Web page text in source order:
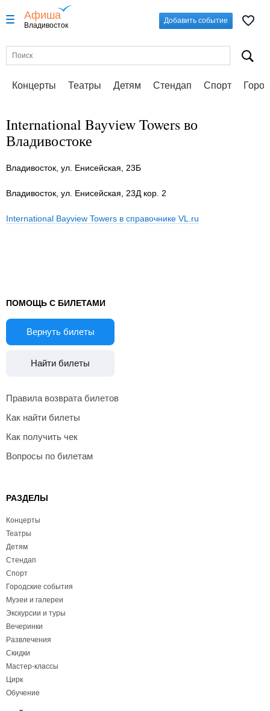
Афиша
Владивосток
Добавить событие
Концерты Театры Детям Стендап Спорт
International Bayview Towers во
Владивостоке
Владивосток, ул. Енисейская, 23Б
Владивосток, ул. Енисейская, 23Д кор. 2
International Bayview Towers в справочнике VL.ru
ПОМОЩЬ С БИЛЕТАМИ
Вернуть билеты
Найти билеты
Правила возврата билетов
Как найти билеты
Как получить чек
Вопросы по билетам
РАЗДЕЛЫ
Концерты
Театры
Детям
Стендап
Спорт
Городские события
Музеи и галереи
Экскурсии и туры
Вечеринки
Развлечения
Скидки
Мастер-классы
Цирк
Обучение